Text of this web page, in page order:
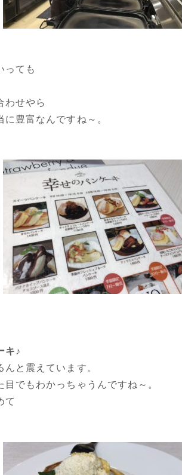
っても
わせやら
豊富なんですね～。
キ ♪
と震えています。
でもわかっちゃうんですね～。
て